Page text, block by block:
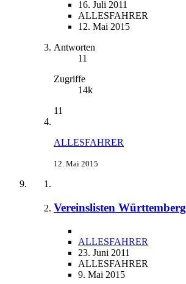
16. Juli 2011
ALLESFAHRER
12. Mai 2015
Antworten
11
Zugriffe
14k
11
ALLESFAHRER
12. Mai 2015
Vereinslisten Württemberg
ALLESFAHRER
23. Juni 2011
ALLESFAHRER
9. Mai 2015